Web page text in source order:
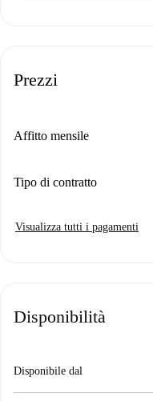
Prezzi
Affitto mensile
Tipo di contratto
Visualizza tutti i pagamenti
Disponibilità
Disponibile dal